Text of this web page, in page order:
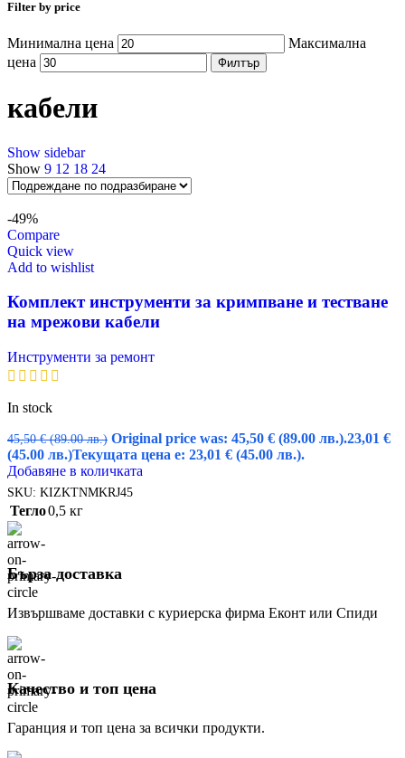
Filter by price
Минимална цена
Максимална
цена
Филтър
кабели
Show sidebar
Show 9 12 18 24
-49%
Compare
Quick view
Add to wishlist
Комплект инструменти за кримпване и тестване
на мрежови кабели
Инструменти за ремонт
In stock
45,50€ (89.00 лв.) Original price was: 45,50 € (89.00 лв.).23,01 €
(45.00 лв.)Текущата цена е: 23,01 € (45.00 лв.).
Добавяне в количката
SKU: KIZKTNMKRJ45
Тегло0,5 кг
Бърза доставка
Извършваме доставки с куриерска фирма Еконт или Спиди
Качество и топ цена
Гаранция и топ цена за всички продукти.